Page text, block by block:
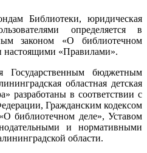
Библиотеки, юридическая
определяется в
законом «О библиотечном
настоящими «Правилами».
Государственным бюджетным
областная детская
разработаны в соответствии с
Гражданским кодексом
библиотечном деле», Уставом
и нормативными
области.